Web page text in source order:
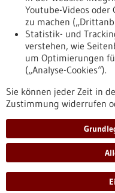
Nach oben
Informiert bleiben
Newsletter abonnieren
Youtube-Videos oder
zu machen
Statistik- und
verstehen, wie
um Optimierungen
(„Analyse-Cookies“).
Sie können jeder Zeit in
Zustimmung widerrufen